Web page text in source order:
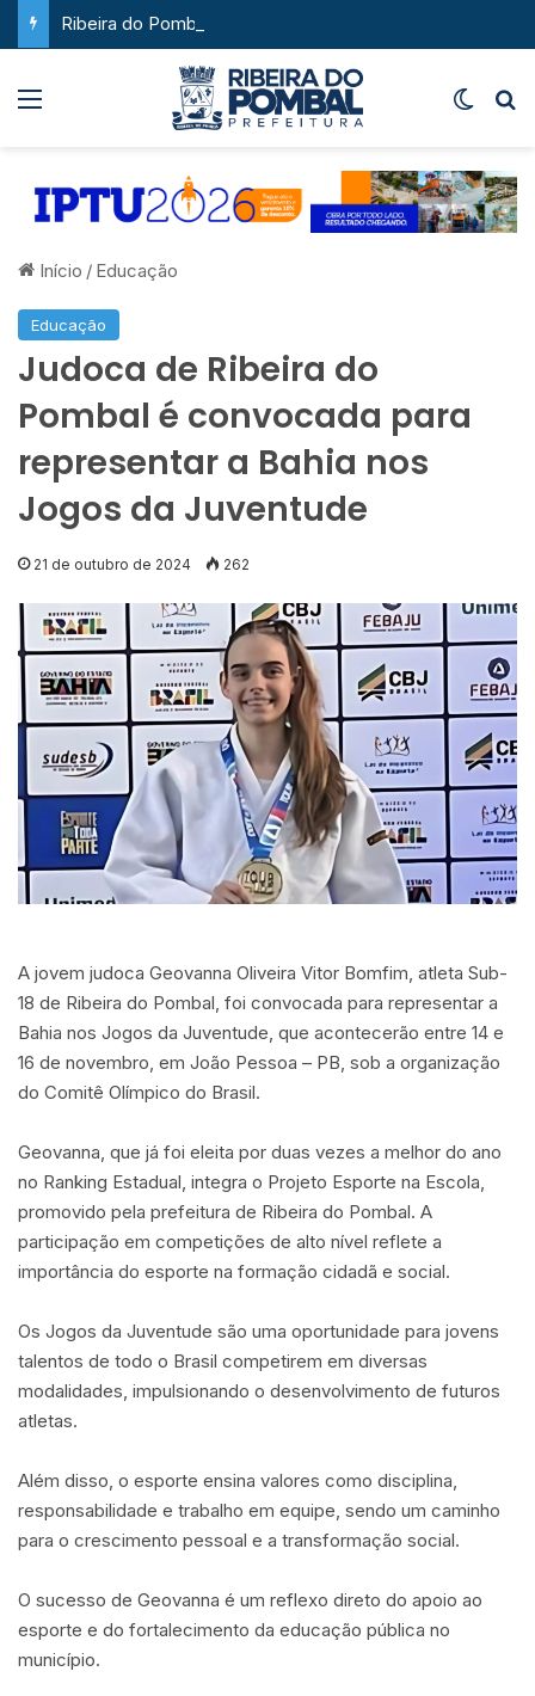
Menu
Início / Educação
Educação
Judoca de Ribeira do
Pombal é convocada para
representar a Bahia nos
Jogos da Juventude
21 de outubro de 2024 262
A jovem judoca Geovanna Oliveira Vitor Bomfim, atleta Sub-
18 de Ribeira do Pombal, foi convocada para representar a
Bahia nos Jogos da Juventude, que acontecerão entre 14 e
16 de novembro, em João Pessoa – PB, sob a organização
do Comitê Olímpico do Brasil.
Geovanna, que já foi eleita por duas vezes a melhor do ano
no Ranking Estadual, integra o Projeto Esporte na Escola,
promovido pela prefeitura de Ribeira do Pombal. A
participação em competições de alto nível reflete a
importância do esporte na formação cidadã e social.
Os Jogos da Juventude são uma oportunidade para jovens
talentos de todo o Brasil competirem em diversas
modalidades, impulsionando o desenvolvimento de futuros
atletas.
Além disso, o esporte ensina valores como disciplina,
responsabilidade e trabalho em equipe, sendo um caminho
para o crescimento pessoal e a transformação social.
O sucesso de Geovanna é um reflexo direto do apoio ao
esporte e do fortalecimento da educação pública no
município.